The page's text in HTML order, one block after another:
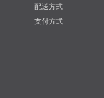
配送方式
支付方式